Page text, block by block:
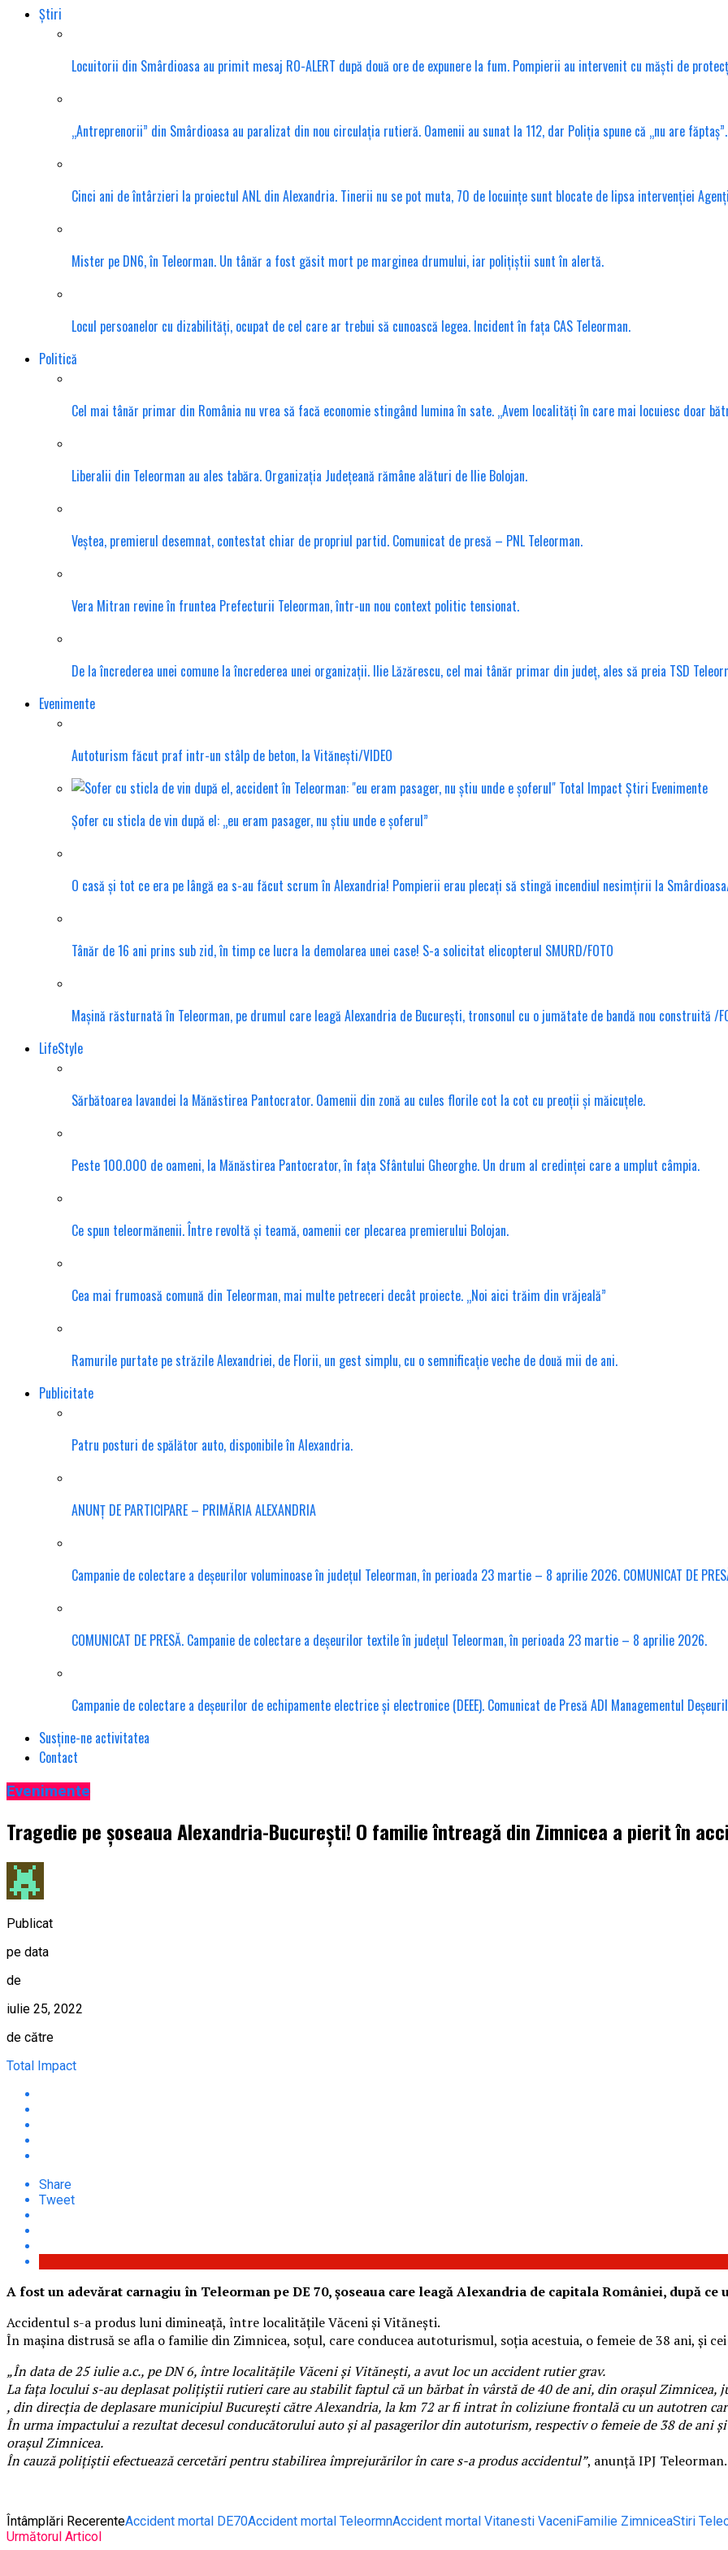
Știri
Locuitorii din Smârdioasa au primit mesaj RO-ALERT după două ore de expunere la fum. Pompierii au intervenit cu măști de
„Antreprenorii” din Smârdioasa au paralizat din nou circulația rutieră. Oamenii au sunat la 112, dar Poliția spune că „nu are făptaș”.
Cinci ani de întârzieri la proiectul ANL din Alexandria. Tinerii nu se pot muta, 70 de locuințe sunt blocate de lipsa intervenției
Mister pe DN6, în Teleorman. Un tânăr a fost găsit mort pe marginea drumului, iar polițiștii sunt în alertă.
Locul persoanelor cu dizabilități, ocupat de cel care ar trebui să cunoască legea. Incident în fața CAS Teleorman.
Politică
Cel mai tânăr primar din România nu vrea să facă economie stingând lumina în sate. „Avem localități în care mai locuiesc doar
Liberalii din Teleorman au ales tabăra. Organizația Județeană rămâne alături de Ilie Bolojan.
Veștea, premierul desemnat, contestat chiar de propriul partid. Comunicat de presă – PNL Teleorman.
Vera Mitran revine în fruntea Prefecturii Teleorman, într-un nou context politic tensionat.
De la încrederea unei comune la încrederea unei organizații. Ilie Lăzărescu, cel mai tânăr primar din județ, ales să preia TSD
Evenimente
Autoturism făcut praf intr-un stâlp de beton, la Vitănești/VIDEO
Șofer cu sticla de vin după el: „eu eram pasager, nu știu unde e șoferul”
O casă și tot ce era pe lângă ea s-au făcut scrum în Alexandria! Pompierii erau plecați să stingă incendiul nesimțirii la
Tânăr de 16 ani prins sub zid, în timp ce lucra la demolarea unei case! S-a solicitat elicopterul SMURD/FOTO
Mașină răsturnată în Teleorman, pe drumul care leagă Alexandria de București, tronsonul cu o jumătate de bandă nou construită /
LifeStyle
Sărbătoarea lavandei la Mănăstirea Pantocrator. Oamenii din zonă au cules florile cot la cot cu preoții și măicuțele.
Peste 100.000 de oameni, la Mănăstirea Pantocrator, în fața Sfântului Gheorghe. Un drum al credinței care a umplut câmpia.
Ce spun teleormănenii. Între revoltă și teamă, oamenii cer plecarea premierului Bolojan.
Cea mai frumoasă comună din Teleorman, mai multe petreceri decât proiecte. „Noi aici trăim din vrăjeală”
Ramurile purtate pe străzile Alexandriei, de Florii, un gest simplu, cu o semnificație veche de două mii de ani.
Publicitate
Patru posturi de spălător auto, disponibile în Alexandria.
ANUNȚ DE PARTICIPARE – PRIMĂRIA ALEXANDRIA
Campanie de colectare a deșeurilor voluminoase în județul Teleorman, în perioada 23 martie – 8 aprilie 2026. COMUNICAT DE
COMUNICAT DE PRESĂ. Campanie de colectare a deșeurilor textile în județul Teleorman, în perioada 23 martie – 8 aprilie 2026.
Campanie de colectare a deșeurilor de echipamente electrice și electronice (DEEE). Comunicat de Presă ADI Managementul
Susține-ne activitatea
Contact
Evenimente
Tragedie pe șoseaua Alexandria-București! O familie întreagă din Zimnicea a pierit în
Publicat
pe data
de
iulie 25, 2022
de către
Total Impact
Share
Tweet
A fost un adevărat carnagiu în Teleorman pe DE 70, șoseaua care leagă Alexandria de capitala României, după
Accidentul s-a produs luni dimineață, între localitățile Văceni și Vitănești.
În mașina distrusă se afla o familie din Zimnicea, soțul, care conducea autoturismul, soția acestuia, o femeie de 38 ani, și
„În data de 25 iulie a.c., pe DN 6, între localitățile Văceni și Vitănești, a avut loc un accident rutier grav.
La fața locului s-au deplasat polițiștii rutieri care au stabilit faptul că un bărbat în vârstă de 40 de ani, din orașul Zimnicea,
, din direcția de deplasare municipiul București către Alexandria, la km 72 ar fi intrat în coliziune frontală cu un autotren
În urma impactului a rezultat decesul conducătorului auto și al pasagerilor din autoturism, respectiv o femeie de 38 de
orașul Zimnicea.
În cauză polițiștii efectuează cercetări pentru stabilirea împrejurărilor în care s-a produs accidentul”, anunță IPJ Teleorman.
Întâmplări RecerenteAccident mortal DE70Accident mortal TeleormnAccident mortal Vitanesti VaceniFamilie ZimniceaStiri
Următorul Articol